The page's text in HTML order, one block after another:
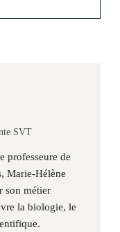
SVT
professeure de
Marie-Hélène
son métier
la biologie, le